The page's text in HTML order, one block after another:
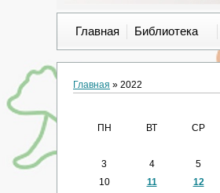
Главная Библиотека
Главная » 2022
ПН
ВТ СР
3
4 5
10
11 12